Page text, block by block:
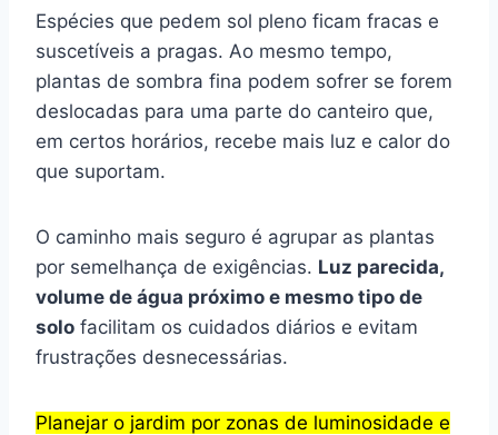
Espécies que pedem sol pleno ficam fracas e
suscetíveis a pragas. Ao mesmo tempo,
plantas de sombra fina podem sofrer se forem
deslocadas para uma parte do canteiro que,
em certos horários, recebe mais luz e calor do
que suportam.
O caminho mais seguro é agrupar as plantas
por semelhança de exigências. Luz parecida,
volume de água próximo e mesmo tipo de
solo facilitam os cuidados diários e evitam
frustrações desnecessárias.
Planejar o jardim por zonas de luminosidade e